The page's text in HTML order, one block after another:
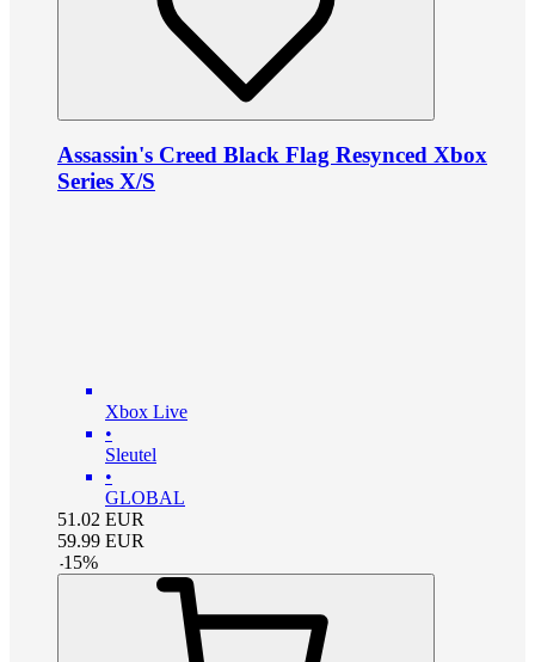
Assassin's Creed Black Flag Resynced Xbox
Series X/S
Xbox Live
•
Sleutel
•
GLOBAL
51.02 EUR
59.99 EUR
-15%